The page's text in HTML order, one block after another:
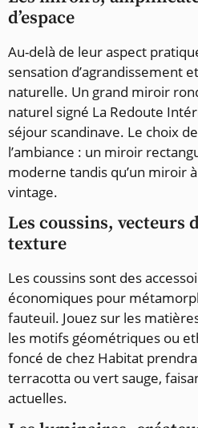
d’espace
Au-delà de leur aspect
sensation d’agrandissement
naturelle. Un grand miroir
naturel signé La Redoute
séjour scandinave. Le choix
l’ambiance : un miroir
moderne tandis qu’un miroir
vintage.
Les coussins, vecteurs
texture
Les coussins sont des
économiques pour
fauteuil. Jouez sur les
les motifs géométriques ou
foncé de chez Habitat
terracotta ou vert sauge,
actuelles.